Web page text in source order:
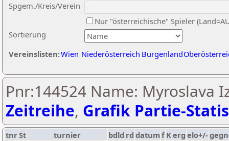
Sortierung
Spgem./Kreis/Verein
Nur "österreichische" Spieler
Vereinslisten:Wien Niederösterreich Burgenland
Pnr:144524 Name: Myroslava
Zeitreihe, Grafik Partie-
tnrSt turnier bdld rd datumf Kerg elo+/-